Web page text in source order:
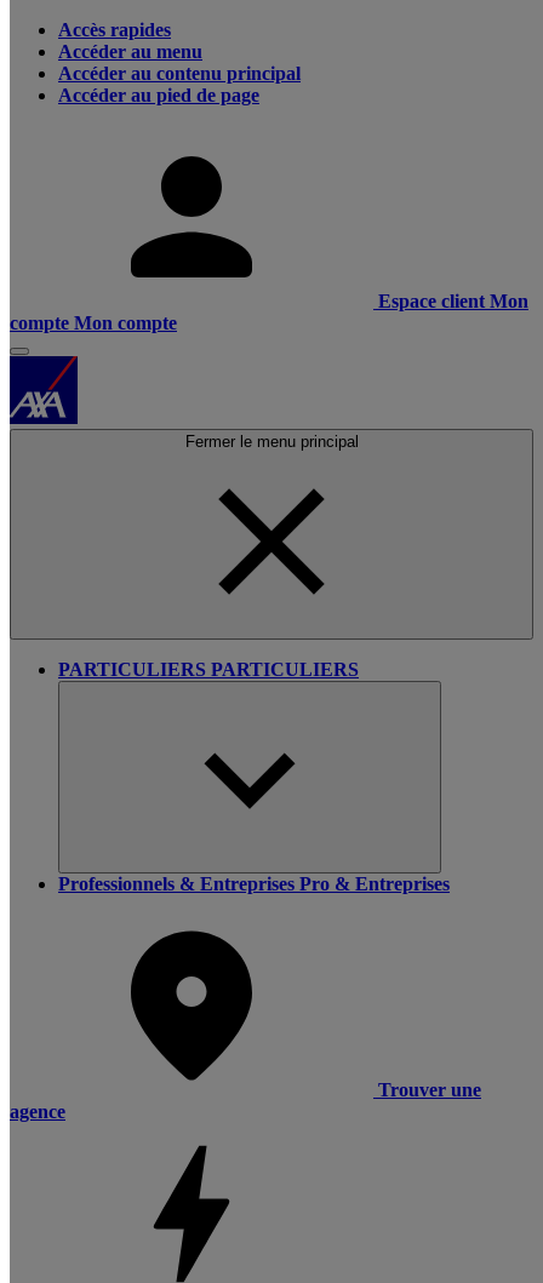
Accès rapides
Accéder au menu
Accéder au contenu principal
Accéder au pied de page
Espace client Mon
compte Mon compte
Fermer le menu principal
PARTICULIERS PARTICULIERS
Professionnels & Entreprises Pro & Entreprises
Trouver une
agence